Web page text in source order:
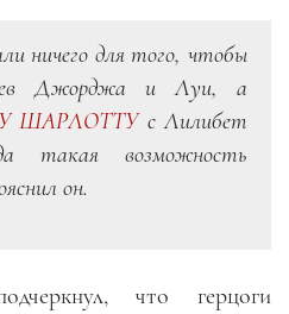
ничего для того, чтобы
Джорджа и Луи, а
ШАРЛОТТУс Лилибет
такая возможность
он.
что герцоги